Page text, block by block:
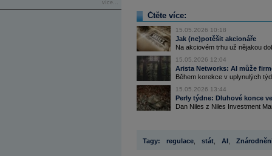
více...
Čtěte více:
15.05.2026 10:18
Jak (ne)potěšit akcionáře
Na akciovém trhu už nějakou
15.05.2026 12:04
Arista Networks: AI může
Během korekce v uplynulých
15.05.2026 13:44
Perly týdne: Dluhové konce
Dan Niles z Niles Investment
Tagy: regulace stát AI